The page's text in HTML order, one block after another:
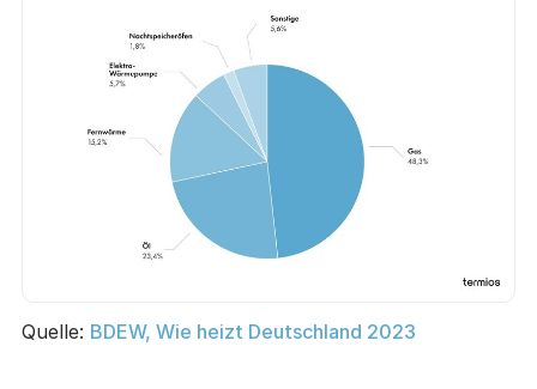
Quelle: BDEW, Wie heizt Deutschland 2023